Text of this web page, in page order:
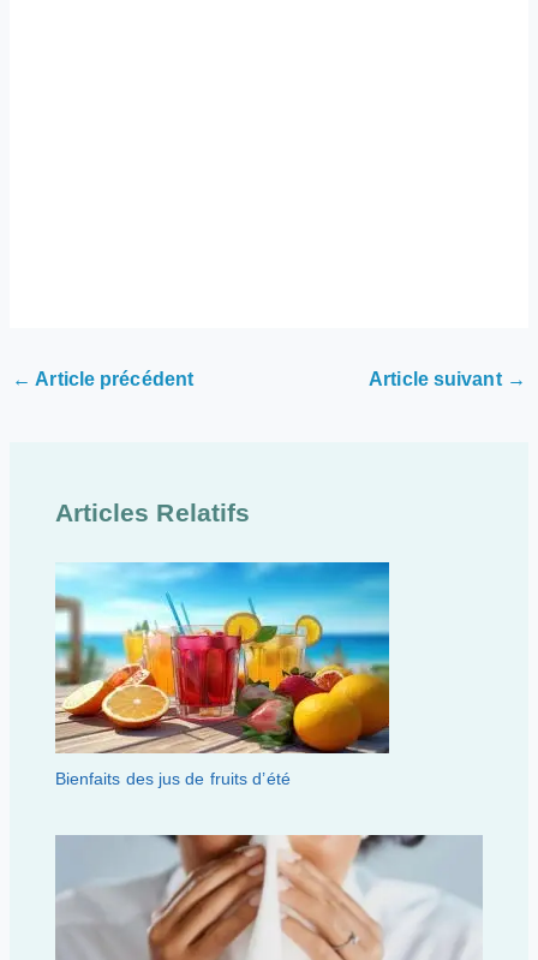
← Article précédent Article suivant →
Articles Relatifs
Bienfaits des jus de fruits d’été